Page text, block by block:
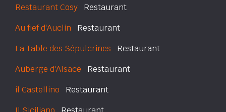
Restaurant Cosy Restaurant
Au fief d'Auclin Restaurant
La Table des Sépulcrines Restaurant
Auberge d'Alsace Restaurant
il Castellino Restaurant